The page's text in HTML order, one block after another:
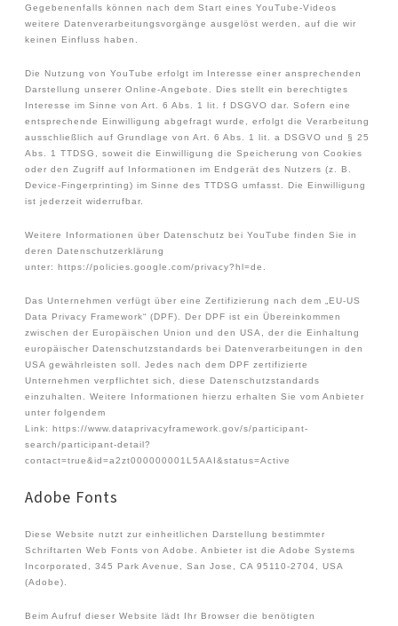
Gegebenenfalls können nach dem Start eines YouTube-Videos
weitere Datenverarbeitungsvorgänge ausgelöst werden, auf die wir
keinen Einfluss haben.
Die Nutzung von YouTube erfolgt im Interesse einer ansprechenden
Darstellung unserer Online-Angebote. Dies stellt ein berechtigtes
Interesse im Sinne von Art. 6 Abs. 1 lit. f DSGVO dar. Sofern eine
entsprechende Einwilligung abgefragt wurde, erfolgt die Verarbeitung
ausschließlich auf Grundlage von Art. 6 Abs. 1 lit. a DSGVO und § 25
Abs. 1 TTDSG, soweit die Einwilligung die Speicherung von Cookies
oder den Zugriff auf Informationen im Endgerät des Nutzers (z. B.
Device-Fingerprinting) im Sinne des TTDSG umfasst. Die Einwilligung
ist jederzeit widerrufbar.
Weitere Informationen über Datenschutz bei YouTube finden Sie in
deren Datenschutzerklärung
unter: https://policies.google.com/privacy?hl=de.
Das Unternehmen verfügt über eine Zertifizierung nach dem „EU-US
Data Privacy Framework“ (DPF). Der DPF ist ein Übereinkommen
zwischen der Europäischen Union und den USA, der die Einhaltung
europäischer Datenschutzstandards bei Datenverarbeitungen in den
USA gewährleisten soll. Jedes nach dem DPF zertifizierte
Unternehmen verpflichtet sich, diese Datenschutzstandards
einzuhalten. Weitere Informationen hierzu erhalten Sie vom Anbieter
unter folgendem
Link: https://www.dataprivacyframework.gov/s/participant-
search/participant-detail?
contact=true&id=a2zt000000001L5AAI&status=Active
Adobe Fonts
Diese Website nutzt zur einheitlichen Darstellung bestimmter
Schriftarten Web Fonts von Adobe. Anbieter ist die Adobe Systems
Incorporated, 345 Park Avenue, San Jose, CA 95110-2704, USA
(Adobe).
Beim Aufruf dieser Website lädt Ihr Browser die benötigten